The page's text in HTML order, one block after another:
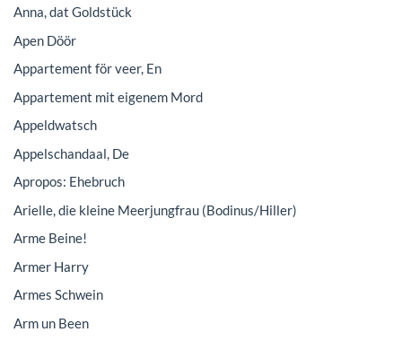
Anna, dat Goldstück
Apen Döör
Appartement för veer, En
Appartement mit eigenem Mord
Appeldwatsch
Appelschandaal, De
Apropos: Ehebruch
Arielle, die kleine Meerjungfrau (Bodinus/Hiller)
Arme Beine!
Armer Harry
Armes Schwein
Arm un Been